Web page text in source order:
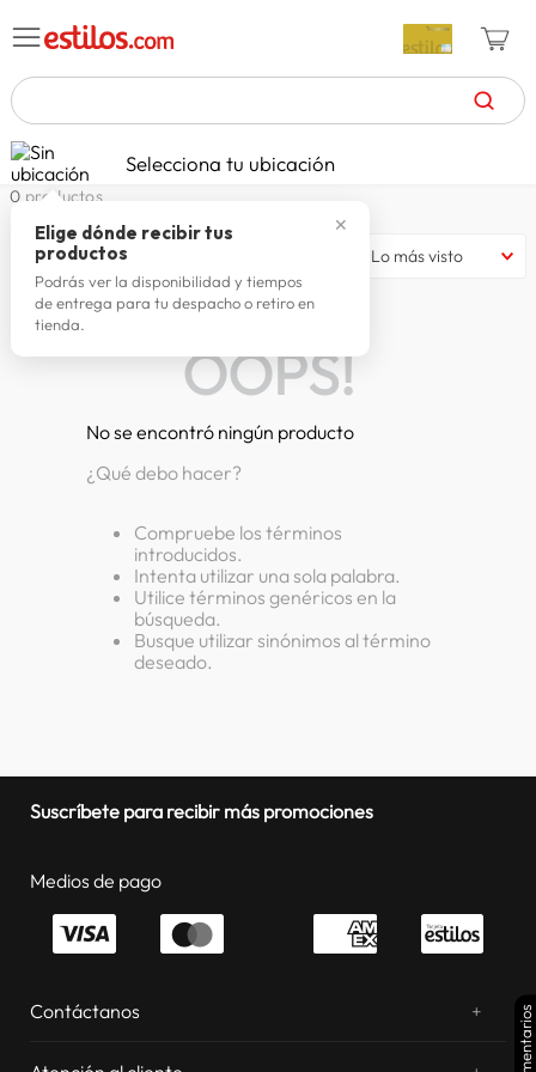
TÉRMINOS MÁS BUSCADOS
1. zapatillas mujer
2. celulares
3. zapatillas hombre
4. moda
5. zapatillas
laptop
terrex
spiderman
lavadora
Selecciona tu ubicación
✕
Elige dónde recibir tus
productos
Podrás ver la disponibilidad y tiempos
de entrega para tu despacho o retiro en
tienda.
0 productos
Lo más visto
OOPS!
No se encontró ningún producto
¿Qué debo hacer?
Compruebe los términos
introducidos.
Intenta utilizar una sola palabra.
Utilice términos genéricos en la
búsqueda.
Busque utilizar sinónimos al término
deseado.
Suscríbete para recibir más promociones
Medios de pago
Contáctanos + Comentarios